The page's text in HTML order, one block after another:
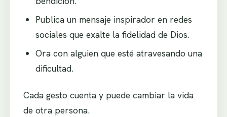
Publica un mensaje inspirador en redes
sociales que exalte la fidelidad de Dios.
Ora con alguien que esté atravesando una
dificultad.
Cada gesto cuenta y puede cambiar la vida
de otra persona.